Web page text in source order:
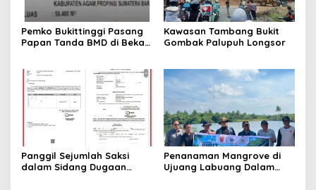
Pemko Bukittinggi Pasang
Papan Tanda BMD di Bekas
Kawasan Tambang Bukit
Gombak Palupuh Longsor
Panggil Sejumlah Saksi
dalam Sidang Dugaan
Penanaman Mangrove di
Ujuang Labuang Dalam